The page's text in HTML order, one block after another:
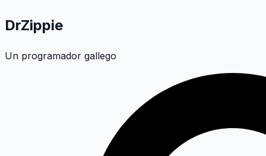
DrZippie
Un programador gallego